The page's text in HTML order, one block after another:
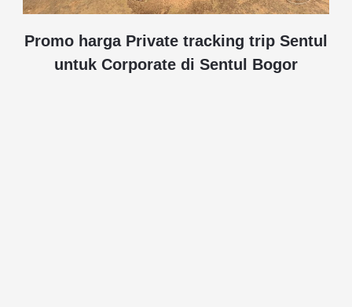
Promo harga Private tracking trip Sentul
untuk Corporate di Sentul Bogor